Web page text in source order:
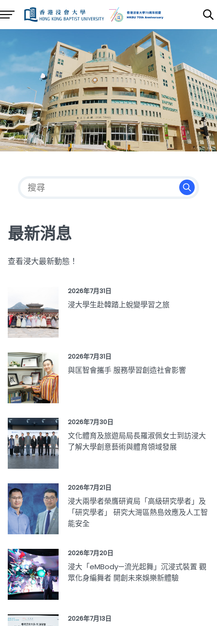
最新消息
查看浸大最新動態！
2026年7月31日
浸大學生赴韓踏上蛻變學習之旅
2026年7月31日
與匡智會攜手 服務學習創造社會影響
2026年7月30日
文化體育及旅遊局局長羅淑佩女士到訪浸大
了解大學創意藝術與體育領域發展
2026年7月21日
浸大兩學者榮膺研資局「高級研究學者」及
「研究學者」 研究大灣區熱島效應及人工智
能安全
2026年7月20日
浸大「eMBody—流光起舞」沉浸式裝置 觀
眾化身編舞者 開創未來娛樂新體驗
2026年7月13日